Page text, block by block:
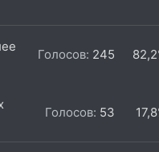
Голосов: 245
Голосов: 53